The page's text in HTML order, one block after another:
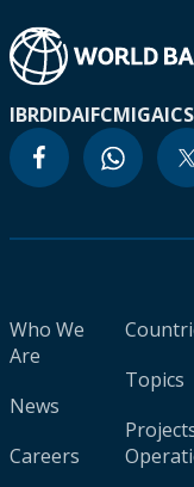
IBRDIDAIFCMIGA
Who We
Are
News
Careers
Topics